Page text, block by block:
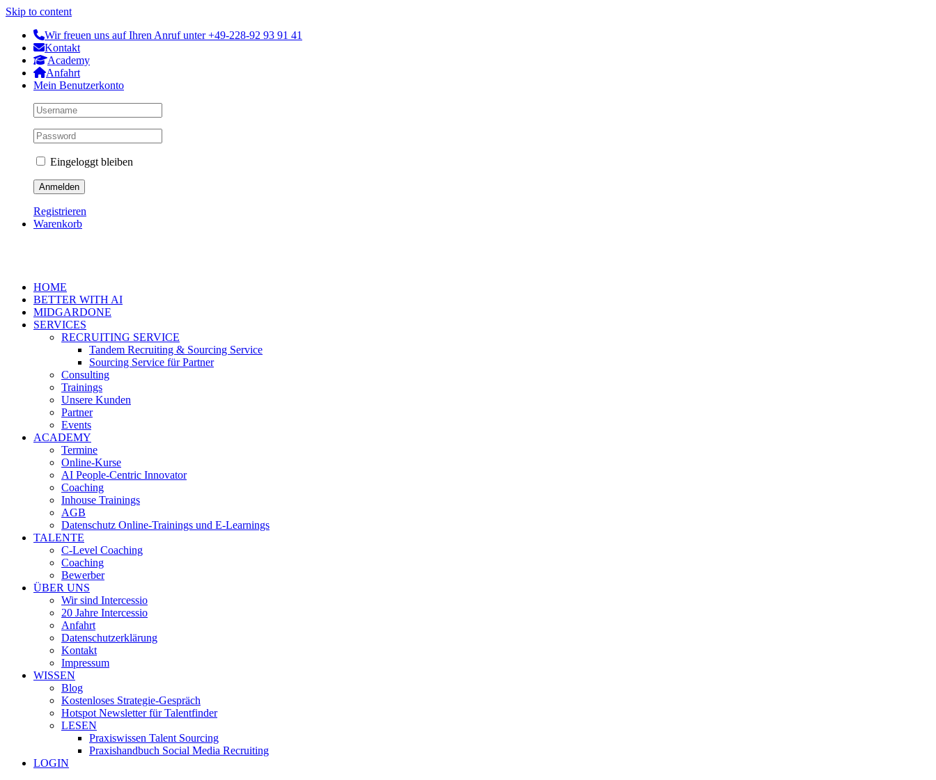
Skip to content
Wir freuen uns auf Ihren Anruf unter +49-228-92 93 91 41
Kontakt
Academy
Anfahrt
Mein Benutzerkonto
Eingeloggt bleiben
Registrieren
Warenkorb
HOME
BETTER WITH AI
MIDGARDONE
SERVICES
RECRUITING SERVICE
Tandem Recruiting & Sourcing Service
Sourcing Service für Partner
Consulting
Trainings
Unsere Kunden
Partner
Events
ACADEMY
Termine
Online-Kurse
AI People-Centric Innovator
Coaching
Inhouse Trainings
AGB
Datenschutz Online-Trainings und E-Learnings
TALENTE
C-Level Coaching
Coaching
Bewerber
ÜBER UNS
Wir sind Intercessio
20 Jahre Intercessio
Anfahrt
Datenschutzerklärung
Kontakt
Impressum
WISSEN
Blog
Kostenloses Strategie-Gespräch
Hotspot Newsletter für Talentfinder
LESEN
Praxiswissen Talent Sourcing
Praxishandbuch Social Media Recruiting
LOGIN